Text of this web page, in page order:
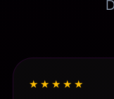
★★★★★